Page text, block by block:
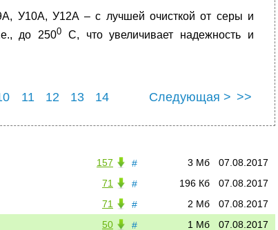
У10А, У12А – с лучшей очисткой от серы и
до 2500 С, что увеличивает надежность и
11 12 13 14 Следующая > >>
# 07.08.2017
3 Мб
157
#
07.08.2017
196 Кб
71
#
07.08.2017
2 Мб
71
#
07.08.2017
1 Мб
50